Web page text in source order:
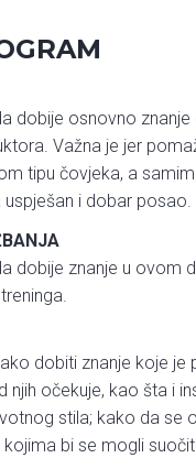
dobije osnovno
Važna je jer
tipu čovjeka, a
uspješan i dobar posao.
dobije znanje u ovom
dobiti znanje koje
njih očekuje, kao šta i
stila; kako da se
bi se mogli